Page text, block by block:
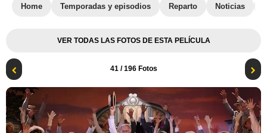
Home Temporadas y episodios Reparto Noticias
VER TODAS LAS FOTOS DE ESTA PELÍCULA
41/ 196 Fotos